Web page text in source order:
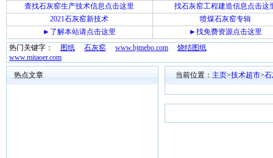
查找石灰窑生产技术信息点击这里
找石灰窑工程建造信息点击这
2021石灰窑新技术
喷煤石灰窑专辑
►了解本站请点击这里
►找免费资源点击这里
热门关键字：
图纸 石灰窑 www.bjmebo.com
烧结图纸
www.mitaoer.com
热点文章 当前位置： 主页>技术超市>